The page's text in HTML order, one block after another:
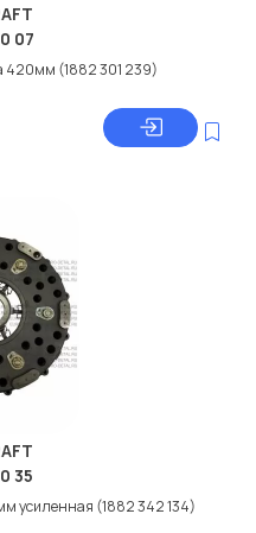
07
420мм (1882 301 239)
35
усиленная (1882 342 134)